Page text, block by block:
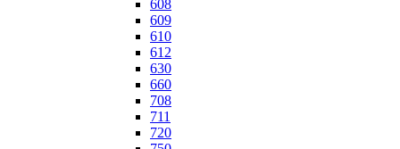
608
609
610
612
630
660
708
711
720